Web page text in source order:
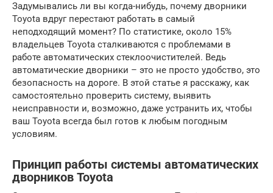
Задумывались ли вы когда-нибудь, почему дворники
Toyota вдруг перестают работать в самый
неподходящий момент? По статистике, около 15%
владельцев Toyota сталкиваются с проблемами в
работе автоматических стеклоочистителей. Ведь
автоматические дворники – это не просто удобство, это
безопасность на дороге. В этой статье я расскажу, как
самостоятельно проверить систему, выявить
неисправности и, возможно, даже устранить их, чтобы
ваш Toyota всегда был готов к любым погодным
условиям.
Принцип работы системы автоматических
дворников Toyota